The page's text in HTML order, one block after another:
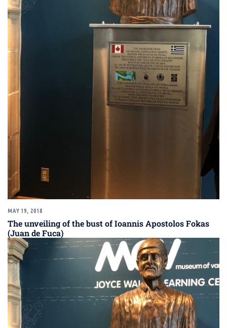
MAY 19, 2018
The unveiling of the bust of Ioannis Apostolos Fokas
(Juan de Fuca)